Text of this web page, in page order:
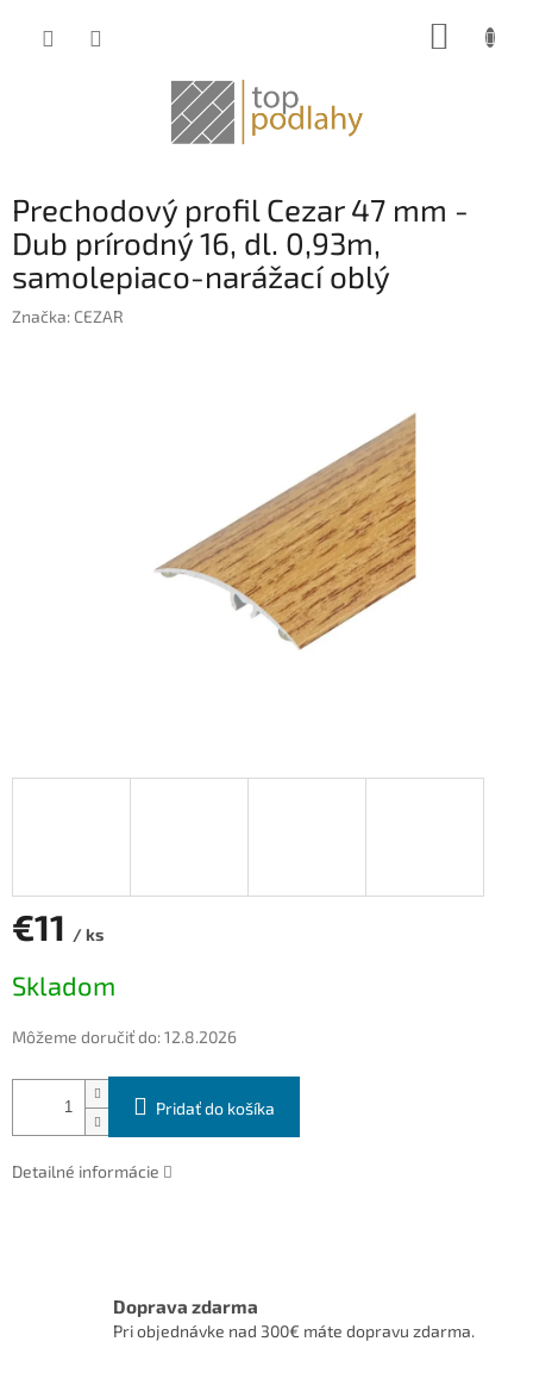
Prechodový profil Cezar 47 mm -
Dub prírodný 16, dl. 0,93m,
samolepiaco-narážací oblý
Značka: CEZAR
€11 / ks
cena:
Skladom
Môžeme doručiť do:12.8.2026
Pridať do košíka
Detailné informácie
Doprava zdarma
Pri objednávke nad 300€ máte dopravu zdarma.